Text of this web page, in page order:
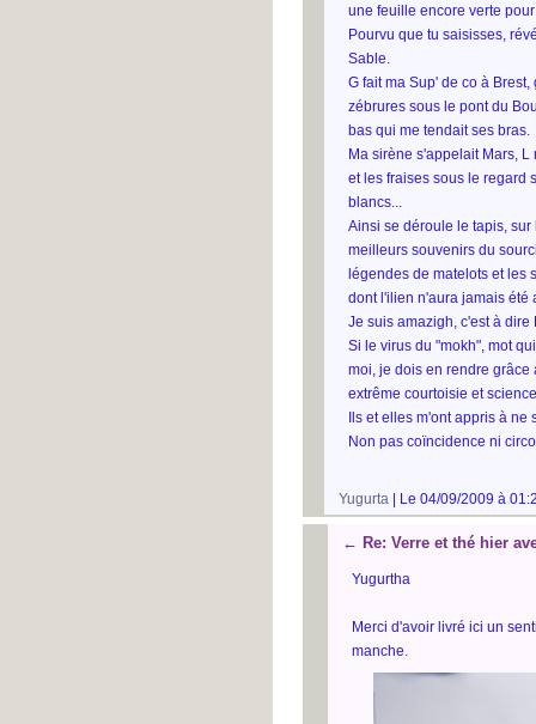
une feuille encore verte
Pourvu que tu saisisses,
Sable.
G fait ma Sup' de co à
zébrures sous le pont du
bas qui me tendait ses bras.
Ma sirène s'appelait Mars,
et les fraises sous le regard
blancs...
Ainsi se déroule le tapis,
meilleurs souvenirs du
légendes de matelots et les
dont l'ilien n'aura jamais été
Je suis amazigh, c'est à dire
Si le virus du "mokh", mot
moi, je dois en rendre grâce
extrême courtoisie et
Ils et elles m'ont appris à ne
Non pas coïncidence ni
Yugurta | Le 04/09/2009 à
← Re: Verre et thé hier
Yugurtha
Merci d'avoir livré ici un
manche.